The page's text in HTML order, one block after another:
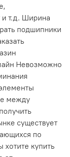
и т.д. Ширина
подшипники
Невозможно
между
существует
по
купить